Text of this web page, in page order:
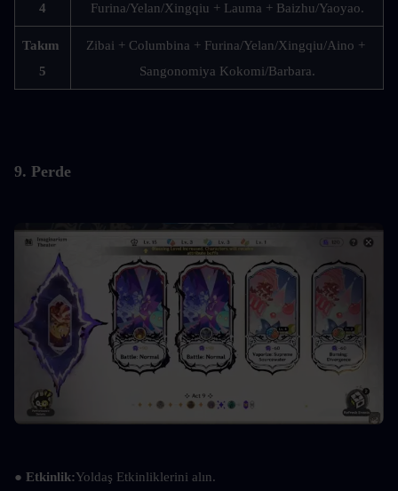
4
Furina/Yelan/Xingqiu + Lauma + Baizhu/Yaoyao.
Takım
5
Zibai + Columbina + Furina/Yelan/Xingqiu/Aino +
Sangonomiya Kokomi/Barbara.
9. Perde
● Etkinlik:Yoldaş Etkinliklerini alın.